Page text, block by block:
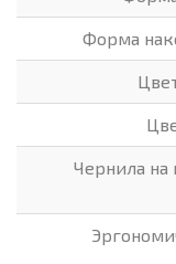
Форма
Чернила на